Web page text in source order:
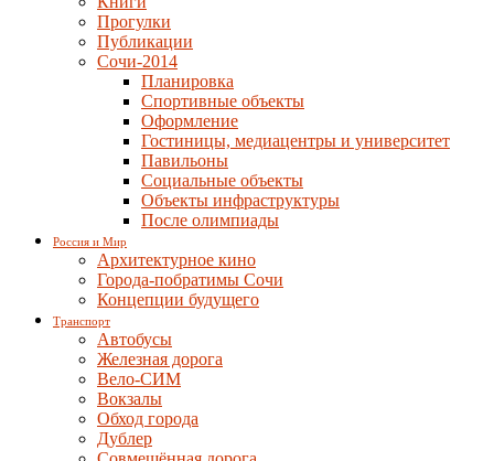
Прогулки
Публикации
Сочи-2014
Планировка
Спортивные объекты
Оформление
Гостиницы, медиацентры и университет
Павильоны
Социальные объекты
Объекты инфраструктуры
После олимпиады
Россия и Мир
Архитектурное кино
Города-побратимы Сочи
Концепции будущего
Транспорт
Автобусы
Железная дорога
Вело-СИМ
Вокзалы
Обход города
Дублер